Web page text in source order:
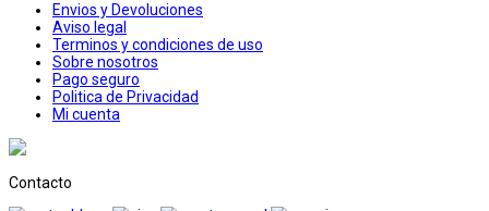
Envios y Devoluciones
Aviso legal
Terminos y condiciones de uso
Sobre nosotros
Pago seguro
Politica de Privacidad
Mi cuenta
Contacto